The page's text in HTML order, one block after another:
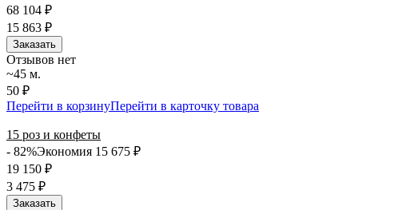
68 104 ₽
15 863 ₽
Заказать
Отзывов нет
~45 м.
50 ₽
Перейти в корзинуПерейти в карточку товара
15 роз и конфеты
- 82%Экономия 15 675 ₽
19 150 ₽
3 475 ₽
Заказать